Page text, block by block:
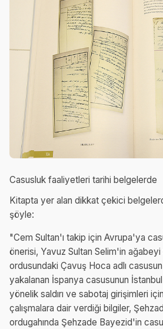
Casusluk faaliyetleri tarihi belgelerde
Kitapta yer alan dikkat çekici
şöyle:
"Cem Sultan'ı takip için Avrupa'ya
önerisi, Yavuz Sultan Selim'in
ordusundaki Çavuş Hoca adlı
yakalanan İspanya casusunun
yönelik saldırı ve sabotaj girişimleri
çalışmalara dair verdiği bilgiler,
ordugahında Şehzade Bayezid'in